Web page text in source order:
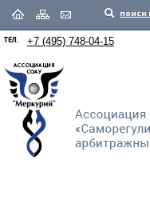
поиск
ТЕЛ. +7 (495) 748-04-15